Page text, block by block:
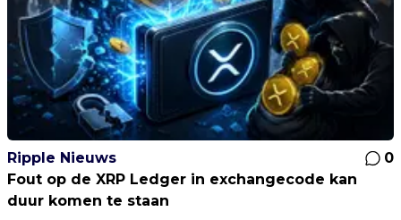
Ripple Nieuws
0
Fout op de XRP Ledger in exchangecode kan
duur komen te staan